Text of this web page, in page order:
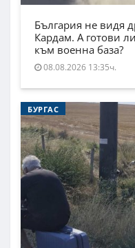
България не видя
Кардам. А готови
към военна база?
08.08.2026 13:35ч.
БУРГАС